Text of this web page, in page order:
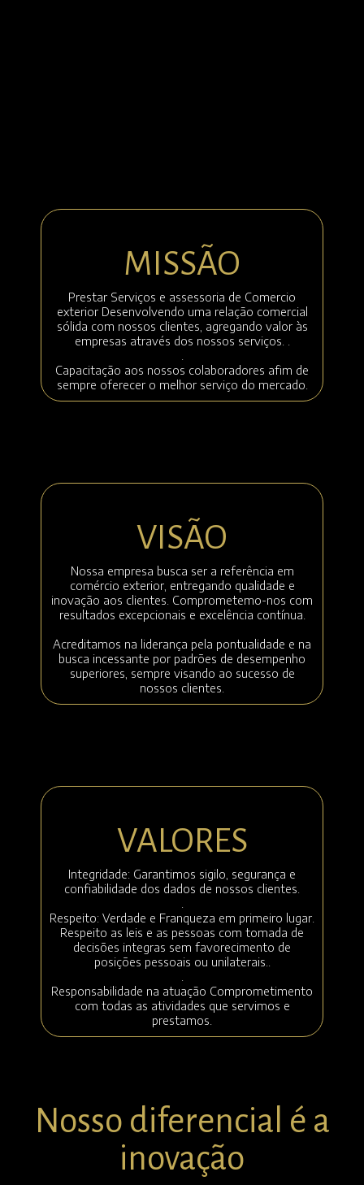
MISSÃO
Prestar Serviços e assessoria de Comercio
exterior Desenvolvendo uma relação comercial
sólida com nossos clientes, agregando valor às
empresas através dos nossos serviços. .
Capacitação aos nossos colaboradores afim de
sempre oferecer o melhor serviço do mercado.
VISÃO
Nossa empresa busca ser a referência em
comércio exterior, entregando qualidade e
inovação aos clientes. Comprometemo-nos com
resultados excepcionais e excelência contínua.
Acreditamos na liderança pela pontualidade e na
busca incessante por padrões de desempenho
superiores, sempre visando ao sucesso de
nossos clientes.
VALORES
Integridade: Garantimos sigilo, segurança e
confiabilidade dos dados de nossos clientes.
Respeito: Verdade e Franqueza em primeiro lugar.
Respeito as leis e as pessoas com tomada de
decisões integras sem favorecimento de
posições pessoais ou unilaterais..
Responsabilidade na atuação Comprometimento
com todas as atividades que servimos e
prestamos.
Nosso diferencial é a
inovação